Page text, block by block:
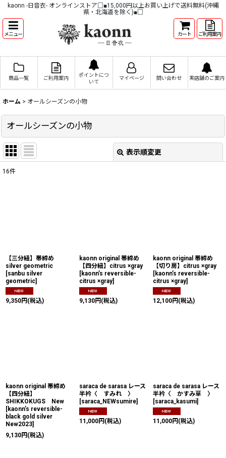
kaonn -日音衣- オンラインストア□■15,000円以上お買い上げで送料無料(沖縄
県・北海道を除く)■□
メニュー カート ご利用案内
商品一覧 ご利用案内
ポイントにつ
いて
マイページ 問い合わせ 実店舗のご案内
ホーム > オールシーズンの小物
オールシーズンの小物
表示順変更
16件
【三分紐】帯締め
silver geometric
[sanbu silver
geometric]
9,350円 (税込)
kaonn original 帯締め
【四分紐】citrus ×gray
[kaonn’s reversible-
citrus ×gray]
9,130円 (税込)
kaonn original 帯締め
【切り房】citrus ×gray
[kaonn’s reversible-
citrus ×gray]
12,100円 (税込)
kaonn original 帯締め
【四分紐】
SHIKKOKUGS New
[kaonn’s reversible-
black gold silver
New2023]
9,130円 (税込)
saraca de sarasa レース
半衿〈 すみれ 〉
[saraca_NEWsumire]
11,000円 (税込)
saraca de sarasa レース
半衿〈 かすみ草 〉
[saraca_kasumi]
11,000円 (税込)